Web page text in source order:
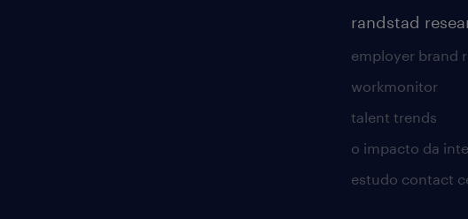
randstad
employer brand
workmonitor
talent trends
o impacto da
estudo contact